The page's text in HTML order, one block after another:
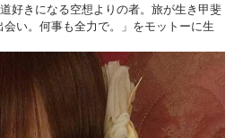
好きになる空想よりの者。旅が生き甲斐
い。何事も全力で。」をモットーに生